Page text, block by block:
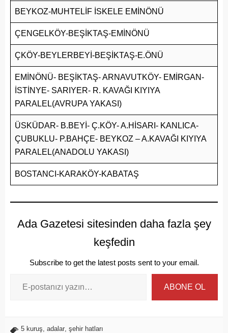
BEYKOZ-MUHTELİF İSKELE EMİNÖNÜ
ÇENGELKÖY-BEŞİKTAŞ-EMİNÖNÜ
ÇKÖY-BEYLERBEYİ-BEŞİKTAŞ-E.ÖNÜ
EMİNÖNÜ- BEŞİKTAŞ- ARNAVUTKÖY- EMİRGAN-
İSTİNYE- SARIYER- R. KAVAĞI KIYIYA
PARALEL(AVRUPA YAKASI)
ÜSKÜDAR- B.BEYİ- Ç.KÖY- A.HİSARI- KANLICA-
ÇUBUKLU- P.BAHÇE- BEYKOZ – A.KAVAĞI KIYIYA
PARALEL(ANADOLU YAKASI)
BOSTANCI-KARAKÖY-KABATAŞ
Ada Gazetesi sitesinden daha fazla şey
keşfedin
Subscribe to get the latest posts sent to your email.
ABONE OL
5 kuruş, adalar, şehir hatları